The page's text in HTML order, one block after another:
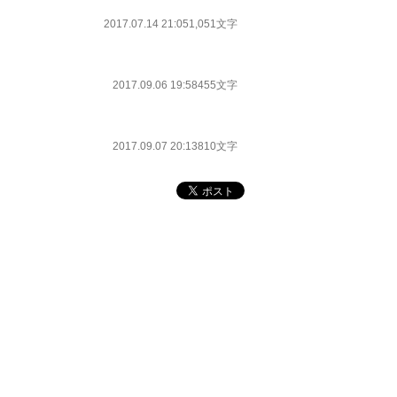
2017.07.14 21:051,051文字
2017.09.06 19:58455文字
2017.09.07 20:13810文字